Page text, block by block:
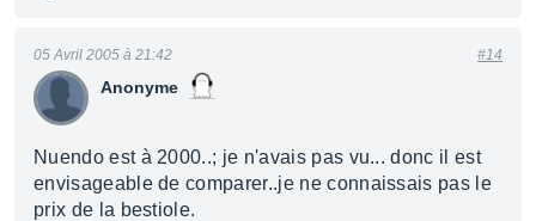
Anonyme
05 Avril 2005 à 21:42 #14
Nuendo est à 2000..; je n'avais pas vu... donc il est
envisageable de comparer..je ne connaissais pas le
prix de la bestiole.